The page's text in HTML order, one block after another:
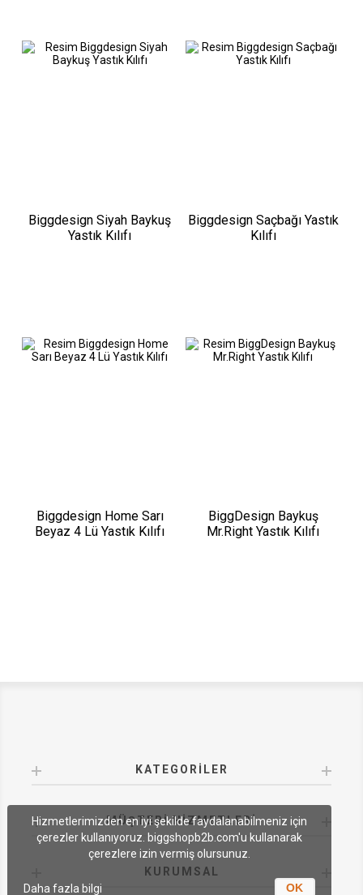
Biggdesign Siyah Baykuş
Yastık Kılıfı
Biggdesign Saçbağı Yastık
Kılıfı
Biggdesign Home Sarı
Beyaz 4 Lü Yastık Kılıfı
BiggDesign Baykuş
Mr.Right Yastık Kılıfı
KATEGORILER
MÜŞTERI HIZMETLERI
KURUMSAL
Hizmetlerimizden en iyi şekilde faydalanabilmeniz için
çerezler kullanıyoruz. biggshopb2b.com'u kullanarak
çerezlere izin vermiş olursunuz.
OK
Daha fazla bilgi